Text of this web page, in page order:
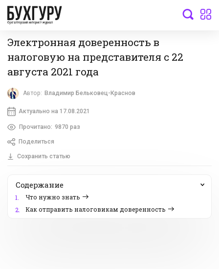
бухгалтерский интернет-журнал
Электронная доверенность в
налоговую на представителя с 22
августа 2021 года
Автор: Владимир Бельковец-Краснов
Актуально на 17.08.2021
Прочитано: 9870 раз
Поделиться
Сохранить статью
Содержание
1.
Что нужно знать
2.
Как отправить налоговикам доверенность